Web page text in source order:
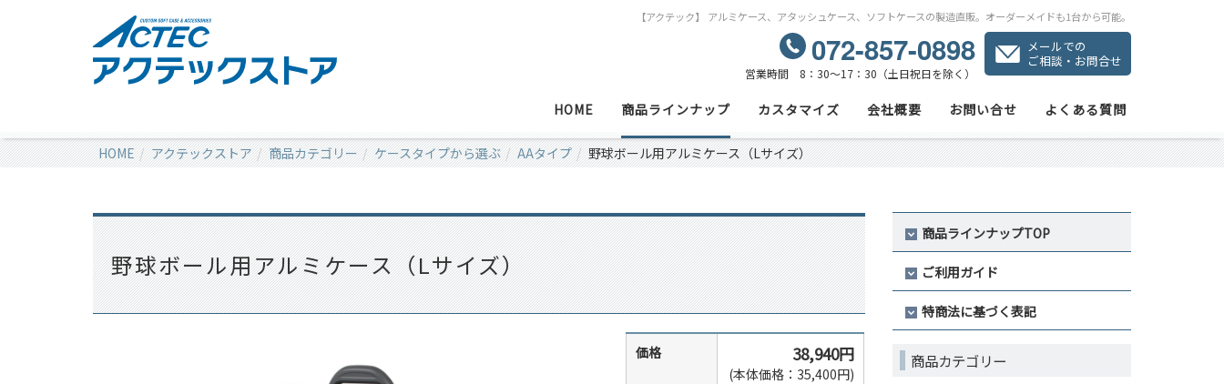
【アクテック】 アルミケース、アタッシュケース、ソフトケースの製造直販。オーダーメイドも1台から可能。
072-857-0898
営業時間 8：30～17：30（土日祝日を除く）
メールでの
ご相談・お問合せ
HOME 商品ラインナップ カスタマイズ 会社概要 お問い合せ よくある質問
HOME アクテックストア 商品カテゴリー ケースタイプから選ぶ AAタイプ 野球ボール用アルミケース（Lサイズ）
野球ボール用アルミケース（Lサイズ）
価格 38,940円
(本体価格：35,400円)
商品ラインナップTOP
ご利用ガイド
特商法に基づく表記
商品カテゴリー